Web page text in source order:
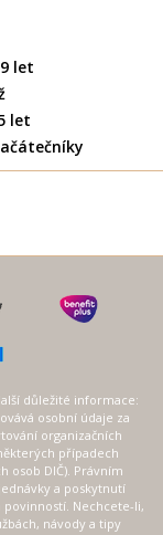
let
let
důležité informace:
osobní údaje za
organizačních
případech
osob DIČ). Právním
a poskytnutí
povinností. Nechcete-li,
návody a tipy